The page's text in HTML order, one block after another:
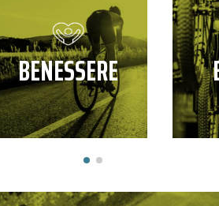
BENESSERE